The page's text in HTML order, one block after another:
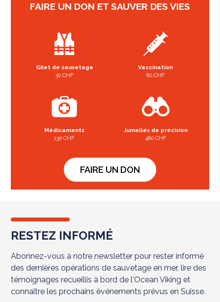
FAIRE UN DON ET SAUVER DES VIES
Gilet de sauvetage
30 CHF
Vaccination
80 CHF
Médicaments
130 CHF
Jumelles de précision
480 CHF
FAIRE UN DON
RESTEZ INFORMÉ
Abonnez-vous à notre newsletter pour rester informé
des dernières opérations de sauvetage en mer, lire des
témoignages recueillis à bord de l'Ocean Viking et
connaître les prochains événements prévus en Suisse.